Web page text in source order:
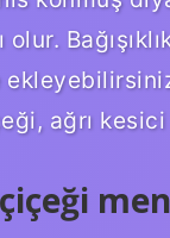
olur.
ağrı